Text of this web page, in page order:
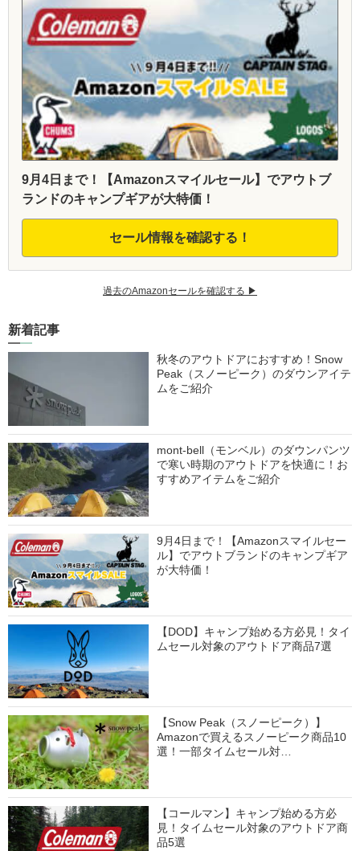
9月4日まで！【Amazonスマイルセール】でアウトブ
ランドのキャンプギアが大特価！
セール情報を確認する！
過去のAmazonセールを確認する ▶︎
新着記事
秋冬のアウトドアにおすすめ！Snow
Peak（スノーピーク）のダウンアイテ
ムをご紹介
mont-bell（モンベル）のダウンパンツ
で寒い時期のアウトドアを快適に！お
すすめアイテムをご紹介
9月4日まで！【Amazonスマイルセー
ル】でアウトブランドのキャンプギア
が大特価！
【DOD】キャンプ始める方必見！タイ
ムセール対象のアウトドア商品7選
【Snow Peak（スノーピーク）】
Amazonで買えるスノーピーク商品10
選！一部タイムセール対…
【コールマン】キャンプ始める方必
見！タイムセール対象のアウトドア商
品5選